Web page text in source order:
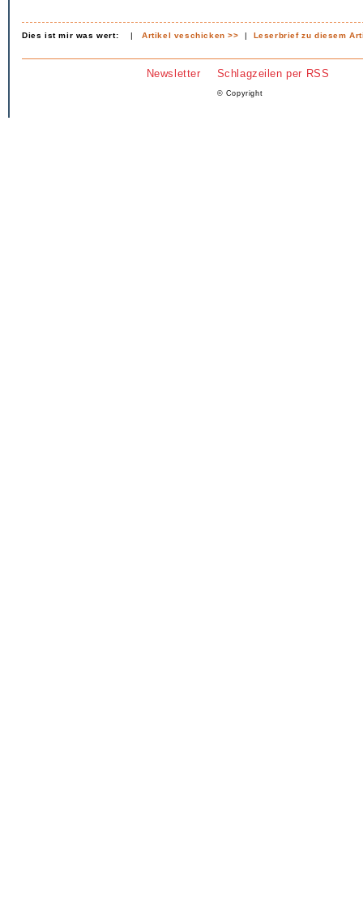
Dies ist mir was wert: |Artikel veschicken >> | Leserbrief zu diesem
Newsletter Schlagzeilen per RSS
© Copyright